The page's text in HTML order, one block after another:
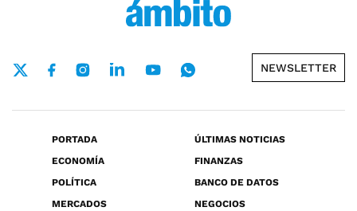
NEWSLETTER
PORTADA
ÚLTIMAS NOTICIAS
ECONOMÍA
FINANZAS
POLÍTICA
BANCO DE DATOS
MERCADOS
NEGOCIOS